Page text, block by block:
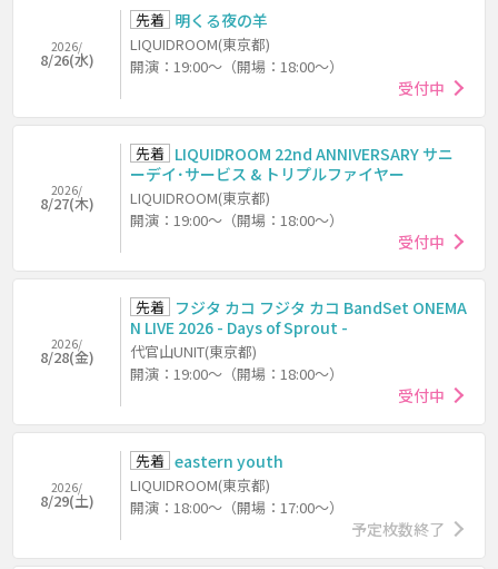
2026/
8/26(水)
先着 明くる夜の羊
LIQUIDROOM(東京都)
開演：19:00～（開場：18:00～）
受付中
2026/
8/27(木)
先着 LIQUIDROOM 22nd ANNIVERSARY サニ
ーデイ･サービス & トリプルファイヤー
LIQUIDROOM(東京都)
開演：19:00～（開場：18:00～）
受付中
2026/
8/28(金)
先着
フジタ カコ フジタ カコ BandSet ONEMA
N LIVE 2026 - Days of Sprout -
代官山UNIT(東京都)
開演：19:00～（開場：18:00～）
受付中
2026/
8/29(土)
先着 eastern youth
LIQUIDROOM(東京都)
開演：18:00～（開場：17:00～）
予定枚数終了